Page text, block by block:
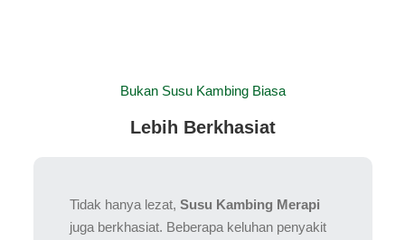
Bukan Susu Kambing Biasa
Lebih Berkhasiat
Tidak hanya lezat, Susu Kambing Merapi
juga berkhasiat. Beberapa keluhan penyakit